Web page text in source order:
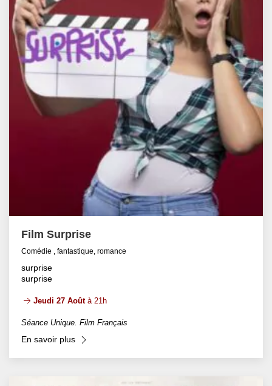
Film Surprise
Comédie , fantastique, romance
surprise
surprise
Jeudi 27 Aoûtà 21h
Séance Unique. Film Français
En savoir plus